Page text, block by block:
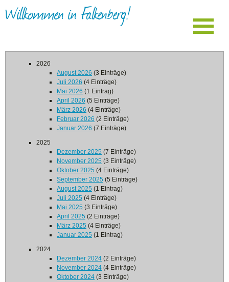
Willkommen in Falkenberg!
2026
August 2026 (3 Einträge)
Juli 2026 (4 Einträge)
Mai 2026 (1 Eintrag)
April 2026 (5 Einträge)
März 2026 (4 Einträge)
Februar 2026 (2 Einträge)
Januar 2026 (7 Einträge)
2025
Dezember 2025 (7 Einträge)
November 2025 (3 Einträge)
Oktober 2025 (4 Einträge)
September 2025 (5 Einträge)
August 2025 (1 Eintrag)
Juli 2025 (4 Einträge)
Mai 2025 (3 Einträge)
April 2025 (2 Einträge)
März 2025 (4 Einträge)
Januar 2025 (1 Eintrag)
2024
Dezember 2024 (2 Einträge)
November 2024 (4 Einträge)
Oktober 2024 (3 Einträge)